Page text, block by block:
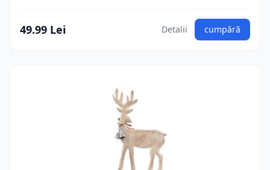
49.99 Lei Detalii cumpără